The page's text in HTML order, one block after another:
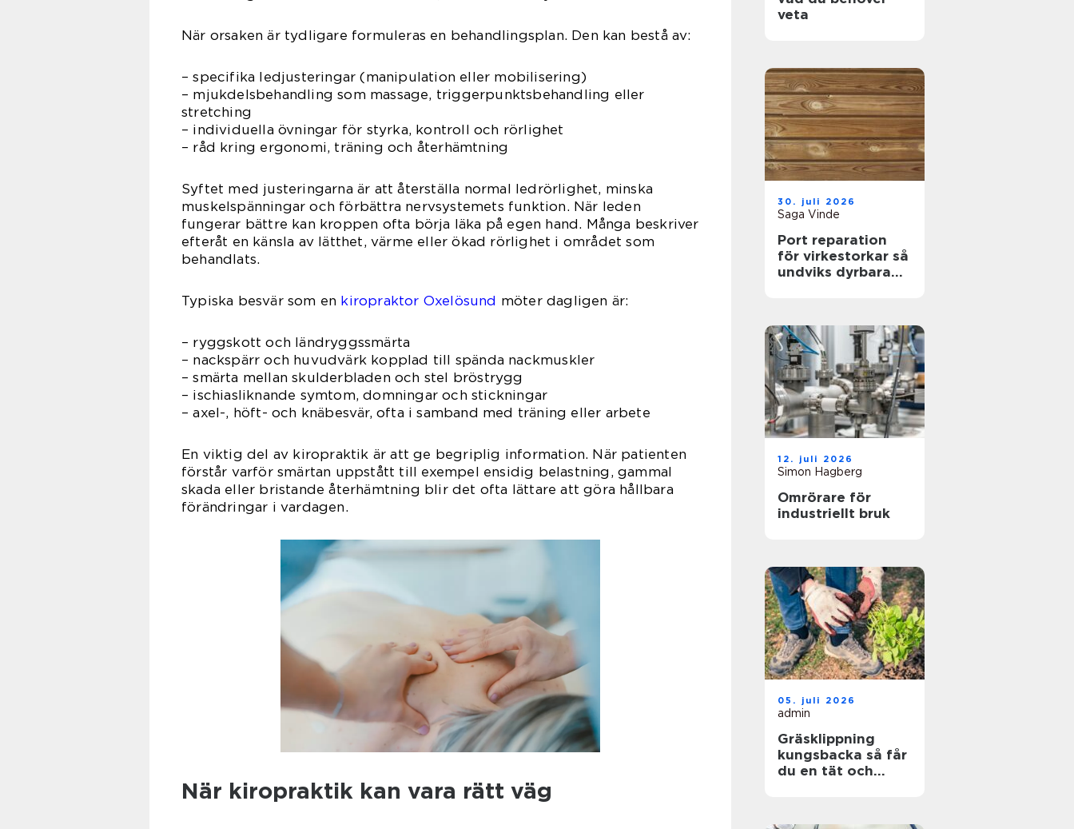
När orsaken är tydligare formuleras en behandlingsplan. Den kan bestå av:
– specifika ledjusteringar (manipulation eller mobilisering)
– mjukdelsbehandling som massage, triggerpunktsbehandling eller
stretching
– individuella övningar för styrka, kontroll och rörlighet
– råd kring ergonomi, träning och återhämtning
Syftet med justeringarna är att återställa normal ledrörlighet, minska
muskelspänningar och förbättra nervsystemets funktion. När leden
fungerar bättre kan kroppen ofta börja läka på egen hand. Många beskriver
efteråt en känsla av lätthet, värme eller ökad rörlighet i området som
behandlats.
Typiska besvär som en kiropraktor Oxelösund möter dagligen är:
– ryggskott och ländryggssmärta
– nackspärr och huvudvärk kopplad till spända nackmuskler
– smärta mellan skulderbladen och stel bröstrygg
– ischiasliknande symtom, domningar och stickningar
– axel-, höft- och knäbesvär, ofta i samband med träning eller arbete
En viktig del av kiropraktik är att ge begriplig information. När patienten
förstår varför smärtan uppstått till exempel ensidig belastning, gammal
skada eller bristande återhämtning blir det ofta lättare att göra hållbara
förändringar i vardagen.
När kiropraktik kan vara rätt väg
veta
30. juli 2026
Saga Vinde
Port reparation
för virkestorkar så
undviks dyrbara
12. juli 2026
Simon Hagberg
Omrörare för
industriellt bruk
05. juli 2026
admin
Gräsklippning
kungsbacka så får
du en tät och